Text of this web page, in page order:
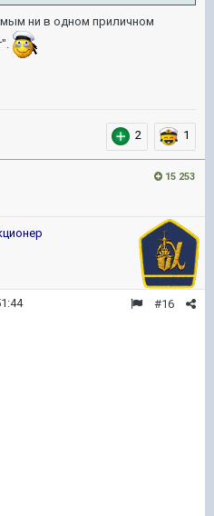
ни в одном приличном
2 1
15 253
#16